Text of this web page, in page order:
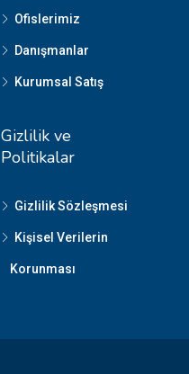
Ofislerimiz
Danışmanlar
Kurumsal Satış
Gizlilik ve
Politikalar
Gizlilik Sözleşmesi
Kişisel Verilerin
Korunması